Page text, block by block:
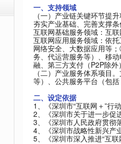
一、支持领域
（一）产业链关键环节提
夯实产业基础、完善支撑
互联网基础服务领域：互
互联网应用服务领域：依
网络安全、大数据应用等
务、代运营服务等）、移
融、第三方支付（P2P除
（二）产业服务体系项目
等）、公共服务平台（包
二、设定依据
1、《深圳市“互联网＋”行
2、《深圳市关于进一步促
3、《深圳市人民政府贯彻
4、《深圳市战略性新兴产
5、《深圳市深入推进“互